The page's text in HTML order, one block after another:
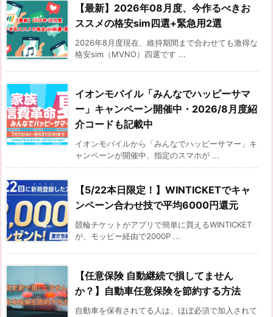
【最新】2026年08月度、今作るべきお
ススメの格安sim四選+緊急用2選
2026年8月度現在、維持期間まで合わせても激得な
格安sim（MVNO）四選です ...
イオンモバイル「みんなでハッピーサマ
ー」キャンペーン開催中・2026/8月度紹
介コードも記載中
イオンモバイルから「みんなでハッピーサマー」キ
ャンペーンが開催中、指定のスマホが ...
【5/22本日限定！】WINTICKETでキャ
ンペーン合わせ技で平均6000円還元
競輪チケットがアプリで簡単に買えるWINTICKET
が、モッピー経由で2000P ...
【任意保険 自動継続で損してません
か？】自動車任意保険を節約する方法
自動車を保有されてる人は、ほぼ必須で加入されて